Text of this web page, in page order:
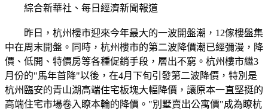
綜合新華社、每日經濟新聞報道
昨日，杭州樓市迎來今年最大的一波開盤潮，12傢樓盤集
中在周末開盤。同時，杭州樓市的第二波降價潮已經彌漫，降
價、低開、特價房等各種促銷手段，層出不窮。杭州樓市繼3
月份的"馬年首降"以後，在4月下旬引發第二波降價，特別是
杭州臨安的青山湖高端住宅板塊大幅降價，讓原本一直堅挺的
高端住宅市場卷入瞭本輪的降價。"別墅賣出公寓價"成為瞭杭